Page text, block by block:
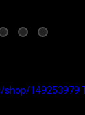
shop/149253979